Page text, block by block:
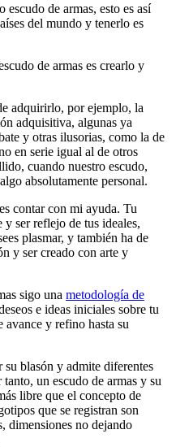
de armas, esto es así
del mundo y tenerlo es
de armas es crearlo y
adquirirlo, por ejemplo, la
adquisitiva, algunas ya
y otras ilusorias, como la de
en serie igual al de otros
cuando nuestro escudo,
absolutamente personal.
contar con mi ayuda. Tu
y ser reflejo de tus ideales,
plasmar, y también ha de
y ser creado con arte y
sigo una metodología de
e ideas iniciales sobre tu
avance y refino hasta su
su blasón y admite diferentes
un escudo de armas y su
libre que el concepto de
que se registran son
dimensiones no dejando